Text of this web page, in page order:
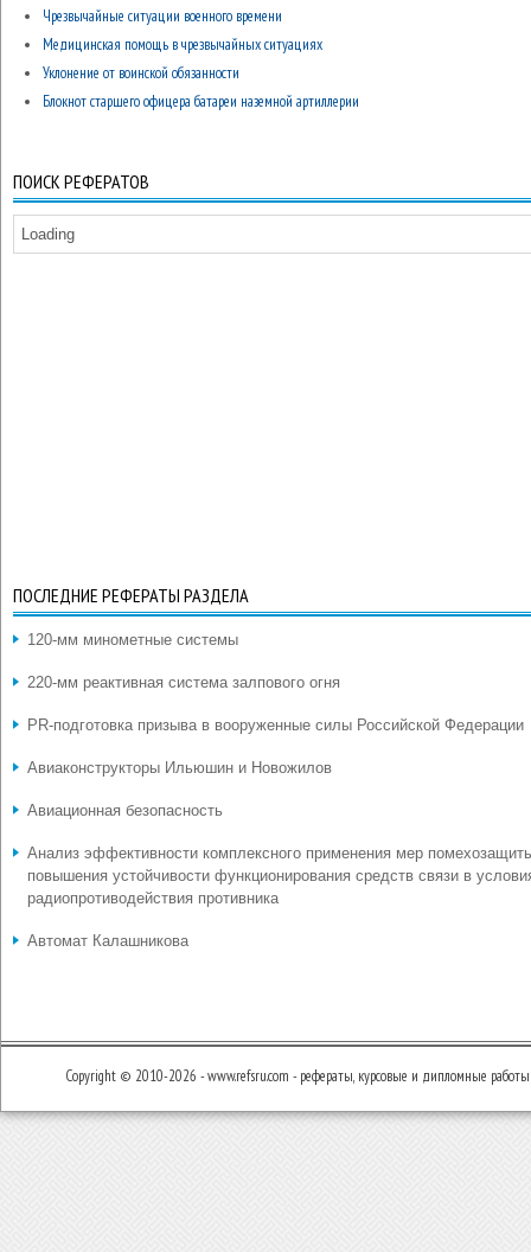
Чрезвычайные ситуации военного времени
Медицинская помощь в чрезвычайных ситуациях
Уклонение от воинской обязанности
Блокнот старшего офицера батареи наземной артиллерии
ПОИСК РЕФЕРАТОВ
Loading
ПОСЛЕДНИЕ РЕФЕРАТЫ РАЗДЕЛА
120-мм минометные системы
220-мм реактивная система залпового огня
PR-подготовка призыва в вооруженные силы Российской Федерации
Авиаконструкторы Ильюшин и Новожилов
Авиационная безопасность
Анализ эффективности комплексного применения мер
повышения устойчивости функционирования средств связи в
радиопротиводействия противника
Автомат Калашникова
Copyright © 2010-2026 - www.refsru.com - рефераты, курсовые и дипломные работы